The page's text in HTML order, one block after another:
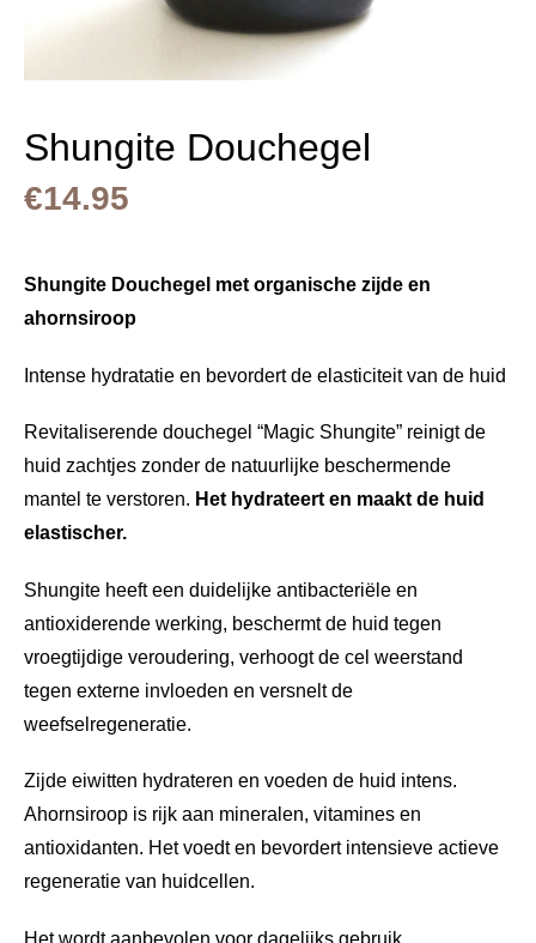
Shungite Douchegel
€14.95
Shungite Douchegel met organische zijde en
ahornsiroop
Intense hydratatie en bevordert de elasticiteit van de huid
Revitaliserende douchegel “Magic Shungite” reinigt de
huid zachtjes zonder de natuurlijke beschermende
mantel te verstoren. Het hydrateert en maakt de huid
elastischer.
Shungite heeft een duidelijke antibacteriële en
antioxiderende werking, beschermt de huid tegen
vroegtijdige veroudering, verhoogt de cel weerstand
tegen externe invloeden en versnelt de
weefselregeneratie.
Zijde eiwitten hydrateren en voeden de huid intens.
Ahornsiroop is rijk aan mineralen, vitamines en
antioxidanten. Het voedt en bevordert intensieve actieve
regeneratie van huidcellen.
Het wordt aanbevolen voor dagelijks gebruik.